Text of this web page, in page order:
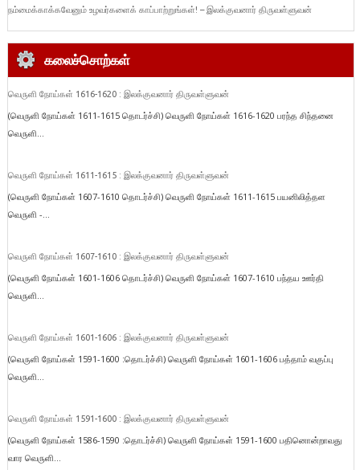
நம்மைக்காக்கவேனும் உழவர்களைக் காப்பாற்றுங்கள்! – இலக்குவனார் திருவள்ளுவன்
கலைச்சொற்கள்
வெருளி நோய்கள் 1616-1620 : இலக்குவனார் திருவள்ளுவன்
(வெருளி நோய்கள் 1611-1615 தொடர்ச்சி) வெருளி நோய்கள் 1616-1620 பரந்த சிந்தனை
வெருளி...
வெருளி நோய்கள் 1611-1615 : இலக்குவனார் திருவள்ளுவன்
(வெருளி நோய்கள் 1607-1610 தொடர்ச்சி) வெருளி நோய்கள் 1611-1615 பயனிலித்தள
வெருளி -...
வெருளி நோய்கள் 1607-1610 : இலக்குவனார் திருவள்ளுவன்
(வெருளி நோய்கள் 1601-1606 தொடர்ச்சி) வெருளி நோய்கள் 1607-1610 பந்தய ஊர்தி
வெருளி...
வெருளி நோய்கள் 1601-1606 : இலக்குவனார் திருவள்ளுவன்
(வெருளி நோய்கள் 1591-1600 :தொடர்ச்சி) வெருளி நோய்கள் 1601-1606 பத்தாம் வகுப்பு
வெருளி...
வெருளி நோய்கள் 1591-1600 : இலக்குவனார் திருவள்ளுவன்
(வெருளி நோய்கள் 1586-1590 :தொடர்ச்சி) வெருளி நோய்கள் 1591-1600 பதினொன்றாவது
வார வெருளி...